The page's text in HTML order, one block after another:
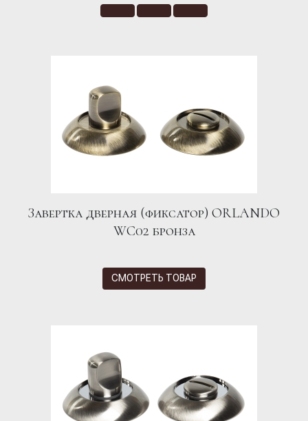
Завертка дверная (фиксатор) ORLANDO
WC02 бронза
СМОТРЕТЬ ТОВАР